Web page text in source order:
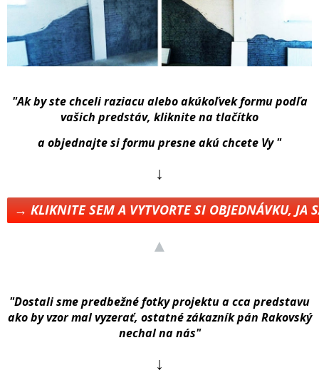
"Ak by ste chceli raziacu alebo akúkoľvek formu podľa
vašich predstáv, kliknite na tlačítko
a objednajte si formu presne akú chcete Vy "
↓
→ KLIKNITE SEM A VYTVORTE SI OBJEDNÁVKU, JA
▲
"Dostali sme predbežné fotky projektu a cca predstavu
ako by vzor mal vyzerať, ostatné zákazník pán Rakovský
nechal na nás"
↓